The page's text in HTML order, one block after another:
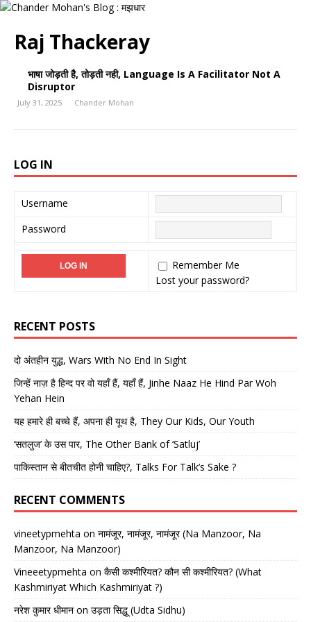
Raj Thackeray
भाषा जोड़ती है, तोड़ती नही, Language Is A Facilitator Not A
Disruptor
July 31, 2025 Chander Mohan
LOG IN
Username
Password
Remember Me
Lost your password?
RECENT POSTS
दो अंतहीन युद्ध, Wars With No End In Sight
जिन्हें नाज़ है हिन्द पर वो यहाँ हैं, यहाँ हैं, Jinhe Naaz He Hind Par Woh
Yehan Hein
यह हमारे ही बच्चे हैं, अपना ही यूथ है, They Our Kids, Our Youth
‘सतलुज’ के उस पार, The Other Bank of ‘Satluj’
पाकिस्तान से बीतचीत होनी चाहिए?, Talks For Talk’s Sake ?
RECENT COMMENTS
vineetypmehta on नामंजूर, नामंजूर, नामंजूर (Na Manzoor, Na
Manzoor, Na Manzoor)
Vineeetypmehta on कैसी कश्मीरियत? कौन सी कश्मीरियत? (What
Kashmiriyat Which Kashmiriyat ?)
नरेश कुमार धीमान on उड़ता सिद्धू (Udta Sidhu)